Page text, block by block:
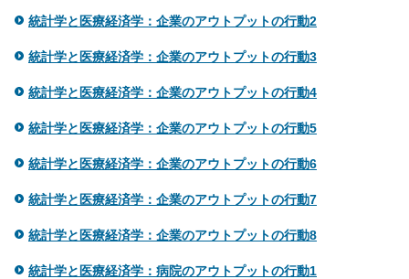
統計学と医療経済学：企業のアウトプットの行動2
統計学と医療経済学：企業のアウトプットの行動3
統計学と医療経済学：企業のアウトプットの行動4
統計学と医療経済学：企業のアウトプットの行動5
統計学と医療経済学：企業のアウトプットの行動6
統計学と医療経済学：企業のアウトプットの行動7
統計学と医療経済学：企業のアウトプットの行動8
統計学と医療経済学：病院のアウトプットの行動1